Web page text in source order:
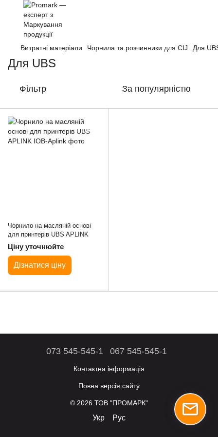
Витратні матеріали Чорнила та розчинники для CIJ Для
Для UBS
Фільтр За популярністю
Чорнило на масляній основі
для принтерів UBS APLINK
Ціну уточнюйте
Дізнатися ціну
073 545-545-1 067 545-545-1
Контактна інформація
Повна версія сайту
© 2026 ТОВ "ПРОМАРК"
Укр Рус